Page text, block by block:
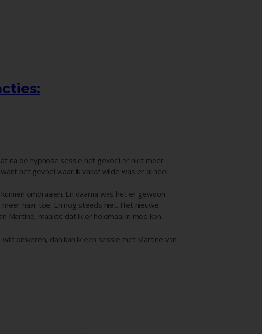
na de hypnose sessie het gevoel er niet meer
het gevoel waar ik vanaf wilde was er al heel
omdraaien. En daarna was het er gewoon
naar toe. En nog steeds niet. Het nieuwe
Martine, maakte dat ik er helemaal in mee kon.
omkeren, dan kan ik een sessie met Martine van